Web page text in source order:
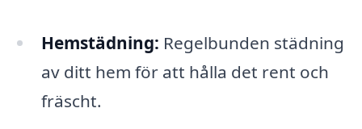
Hemstädning: Regelbunden städning
av ditt hem för att hålla det rent och
fräscht.